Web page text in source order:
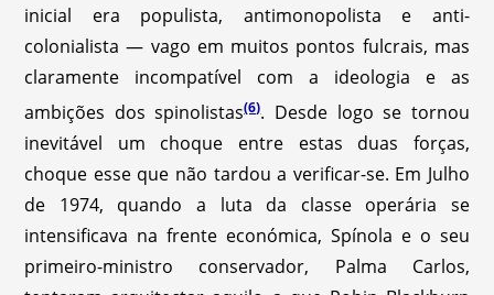
inicial era populista, antimonopolista e anti-
colonialista — vago em muitos pontos fulcrais, mas
claramente incompatível com a ideologia e as
ambições dos spinolistas(6). Desde logo se tornou
inevitável um choque entre estas duas forças,
choque esse que não tardou a verificar-se. Em Julho
de 1974, quando a luta da classe operária se
intensificava na frente económica, Spínola e o seu
primeiro-ministro conservador, Palma Carlos,